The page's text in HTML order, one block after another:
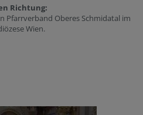
Richtung:
Pfarrverband Oberes Schmidatal im
Wien.